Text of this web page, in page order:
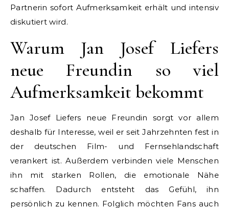
Partnerin sofort Aufmerksamkeit erhält und intensiv
diskutiert wird.
Warum Jan Josef Liefers
neue Freundin so viel
Aufmerksamkeit bekommt
Jan Josef Liefers neue Freundin sorgt vor allem
deshalb für Interesse, weil er seit Jahrzehnten fest in
der deutschen Film- und Fernsehlandschaft
verankert ist. Außerdem verbinden viele Menschen
ihn mit starken Rollen, die emotionale Nähe
schaffen. Dadurch entsteht das Gefühl, ihn
persönlich zu kennen. Folglich möchten Fans auch